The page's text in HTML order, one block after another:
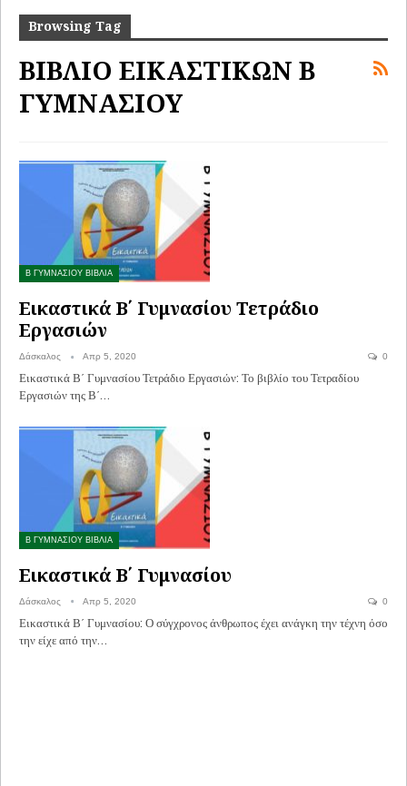
Browsing Tag
ΒΙΒΛΙΟ ΕΙΚΑΣΤΙΚΩΝ Β
ΓΥΜΝΑΣΙΟΥ
Β ΓΥΜΝΑΣΙΟΥ ΒΙΒΛΙΑ
Εικαστικά Β΄ Γυμνασίου Τετράδιο
Εργασιών
Δάσκαλος Απρ 5, 2020 0
Εικαστικά Β΄ Γυμνασίου Τετράδιο Εργασιών: Το βιβλίο του Τετραδίου
Εργασιών της Β΄…
Β ΓΥΜΝΑΣΙΟΥ ΒΙΒΛΙΑ
Εικαστικά Β΄ Γυμνασίου
Δάσκαλος Απρ 5, 2020 0
Εικαστικά Β΄ Γυμνασίου: Ο σύγχρονος άνθρωπος έχει ανάγκη την τέχνη όσο
την είχε από την…